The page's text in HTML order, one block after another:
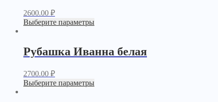
2600.00 ₽
Выберите параметры
Рубашка Иванна белая
2700.00 ₽
Выберите параметры